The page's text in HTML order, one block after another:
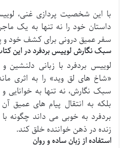
با این شخصیت پردازی غنی،
داستان خود را نه تنها به یک
سفر عمیق درونی برای کشف خود و
سبک نگارش لوییس بردفرد در این
لوییس بردفرد با زبانی
«شاخ های لق وید» را به اثری
سبک نگارش، نه تنها به خوانایی
بلکه به انتقال پیام های عمیق
بردفرد به خوبی می داند چگونه
زنده در ذهن خواننده خلق کند.
استفاده از زبان ساده و روان